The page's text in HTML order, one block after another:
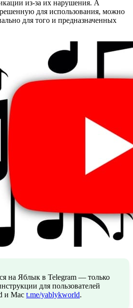
из-за их нарушения. А
для использования, можно
для того и предназначенных
на Яблык в Telegram — только
для пользователей
и Mac t.me/yablykworld.